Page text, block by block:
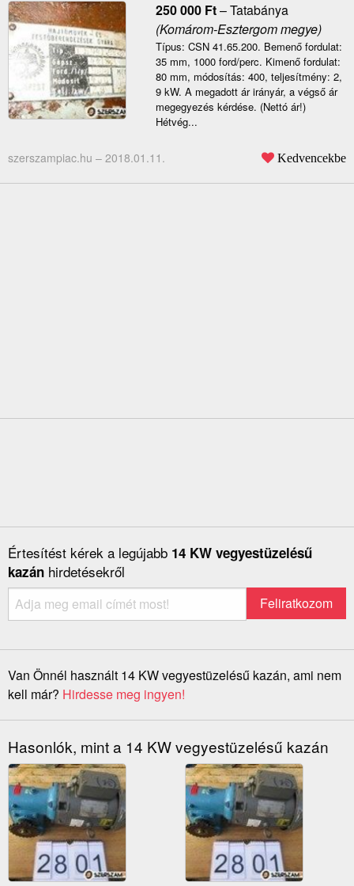
250 000 Ft–Tatabánya
(Komárom-Esztergom megye)
Típus: CSN 41.65.200. Bemenő fordulat:
35 mm, 1000 ford/perc. Kimenő fordulat:
80 mm, módosítás: 400, teljesítmény: 2,
9 kW. A megadott ár irányár, a végső ár
megegyezés kérdése. (Nettó ár!)
Hétvég...
szerszampiac.hu – 2018.01.11. Kedvencekbe
Értesítést kérek a legújabb 14 KW vegyestüzelésű
kazán hirdetésekről
Van Önnél használt 14 KW vegyestüzelésű kazán, ami nem
kell már? Hirdesse meg ingyen!
Hasonlók, mint a 14 KW vegyestüzelésű kazán